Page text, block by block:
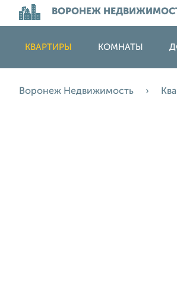
ВОРОНЕЖ
КВАРТИРЫ КОМНАТЫ
Воронеж Недвижимость